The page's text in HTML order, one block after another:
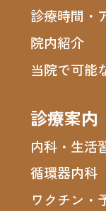
診療時間・
院内紹介
当院で可能
診療案内
内科・生活
循環器内科
ワクチン・